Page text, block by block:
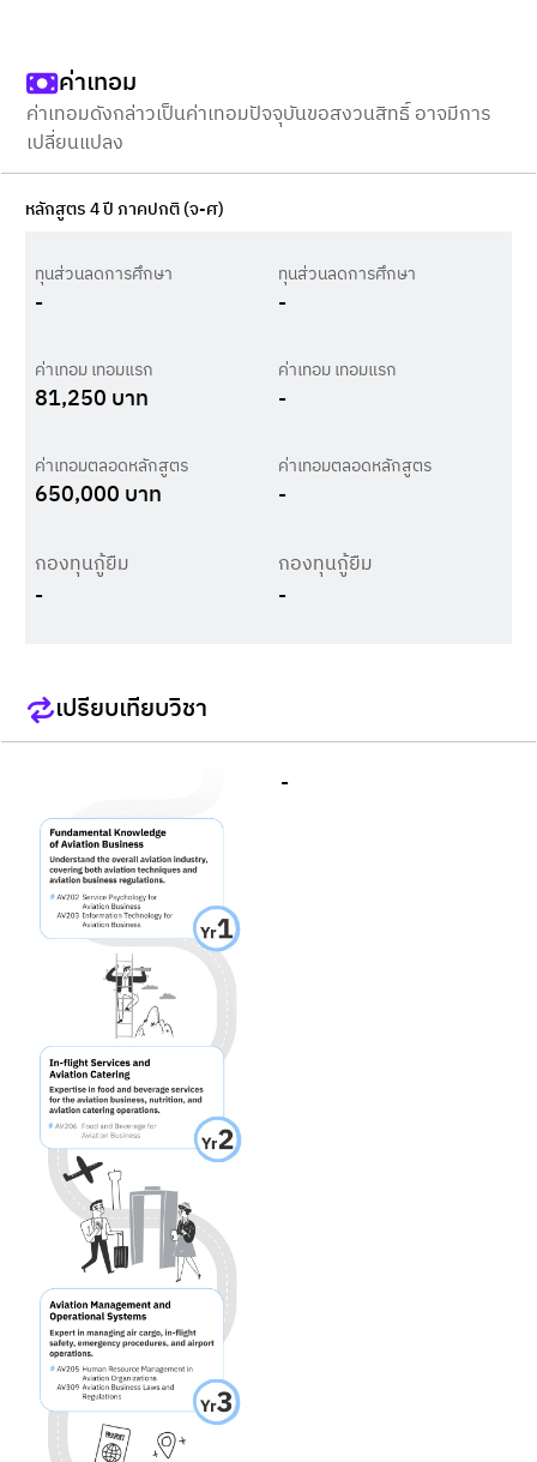
ค่าเทอม
ค่าเทอมดังกล่าวเป็นค่าเทอมปัจจุบันขอสงวนสิทธิ์ อาจมีการ
เปลี่ยนแปลง
หลักสูตร 4 ปี ภาคปกติ (จ-ศ)
ทุนส่วนลดการศึกษา
-
ค่าเทอม เทอมแรก
81,250 บาท
ค่าเทอมตลอดหลักสูตร
650,000 บาท
กองทุนกู้ยืม
-
ทุนส่วนลดการศึกษา
-
ค่าเทอม เทอมแรก
-
ค่าเทอมตลอดหลักสูตร
-
กองทุนกู้ยืม
-
เปรียบเทียบวิชา
-